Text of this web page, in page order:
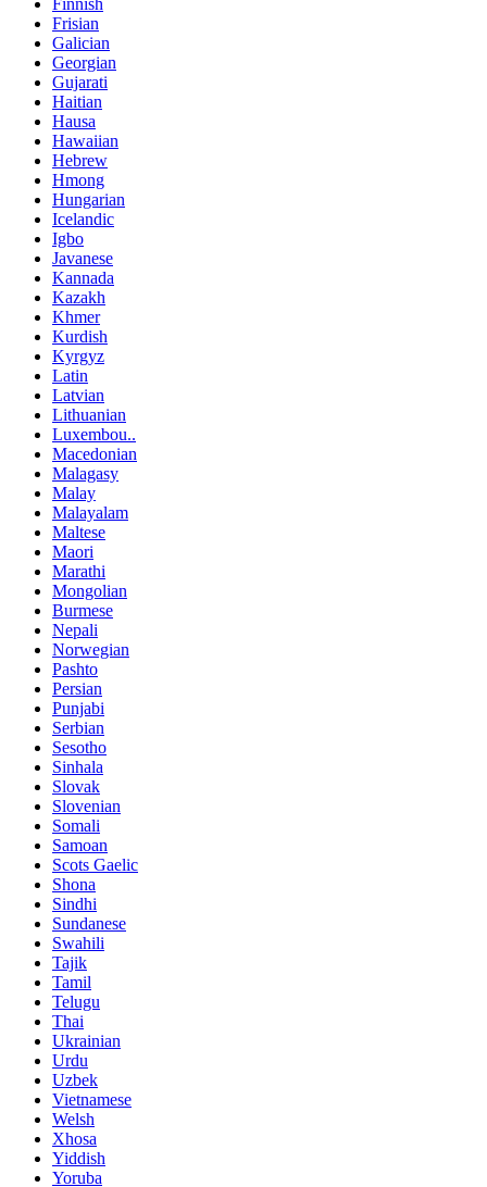
Frisian
Galician
Georgian
Gujarati
Haitian
Hausa
Hawaiian
Hebrew
Hmong
Hungarian
Icelandic
Igbo
Javanese
Kannada
Kazakh
Khmer
Kurdish
Kyrgyz
Latin
Latvian
Lithuanian
Luxembou..
Macedonian
Malagasy
Malay
Malayalam
Maltese
Maori
Marathi
Mongolian
Burmese
Nepali
Norwegian
Pashto
Persian
Punjabi
Serbian
Sesotho
Sinhala
Slovak
Slovenian
Somali
Samoan
Scots Gaelic
Shona
Sindhi
Sundanese
Swahili
Tajik
Tamil
Telugu
Thai
Ukrainian
Urdu
Uzbek
Vietnamese
Welsh
Xhosa
Yiddish
Yoruba